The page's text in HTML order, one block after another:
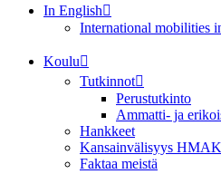
In English
International mobilities
Koulu
Tutkinnot
Perustutkinto
Ammatti- ja
Hankkeet
Kansainvälisyys
Faktaa meistä